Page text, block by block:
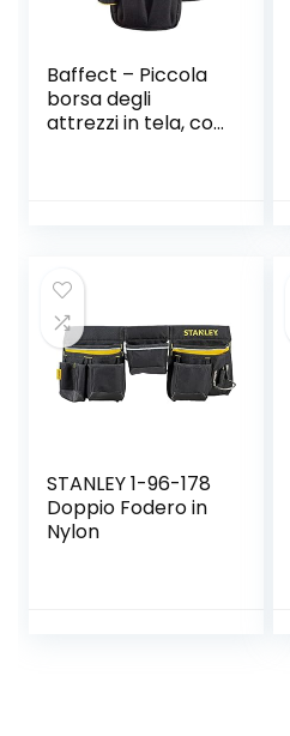
Baffect – Piccola
borsa degli
attrezzi in tela, con
elettricisti; colore
nero
STANLEY 1-96-178
Doppio Fodero in
Nylon